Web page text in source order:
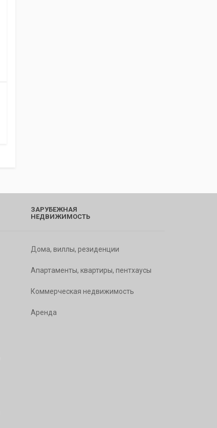
ЗАРУБЕЖНАЯ
НЕДВИЖИМОСТЬ
Дома, виллы, резиденции
Апартаменты, квартиры, пентхаусы
Коммерческая недвижимость
Аренда